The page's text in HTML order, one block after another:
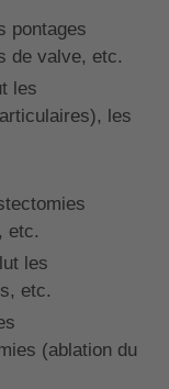
pontages
de valve, etc.
les
les
etc.
les
etc.
(ablation du